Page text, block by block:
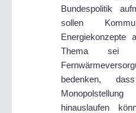
Bundespolitik
sollen
Energiekonzepte
Thema sei
bedenken,
hinauslaufen